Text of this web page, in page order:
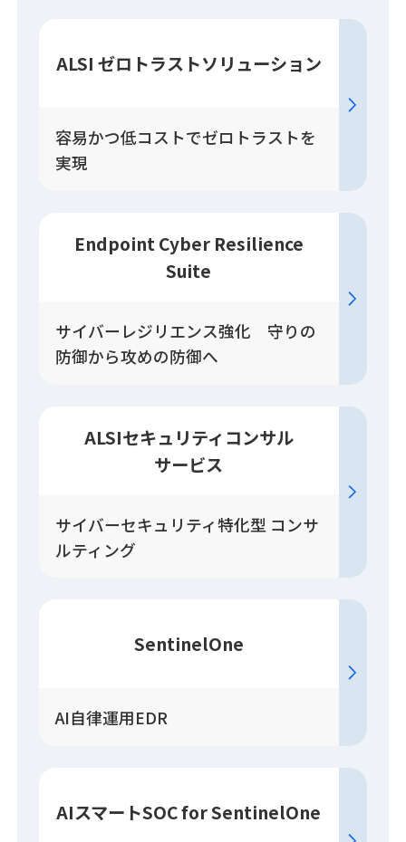
ALSI ゼロトラストソリューション
容易かつ低コストでゼロトラストを
実現
Endpoint Cyber Resilience
Suite
サイバーレジリエンス強化 守りの
防御から攻めの防御へ
ALSIセキュリティコンサル
サービス
サイバーセキュリティ特化型 コンサ
ルティング
SentinelOne
AI自律運用EDR
AIスマートSOC for SentinelOne